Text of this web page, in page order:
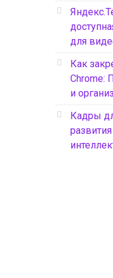
для
Как
Chrome:
и
Кадры